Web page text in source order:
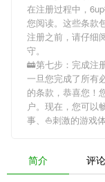
在注册过程中，
您阅读。这些条款
注册之前，请仔细
守。
🚋第七步：完成注
一旦您完成了所有
的条款，恭喜您！
户。现在，您可以
事、⛵️刺激的游戏
简介 评